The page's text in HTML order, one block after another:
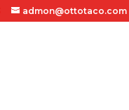
admon@ottotaco.com